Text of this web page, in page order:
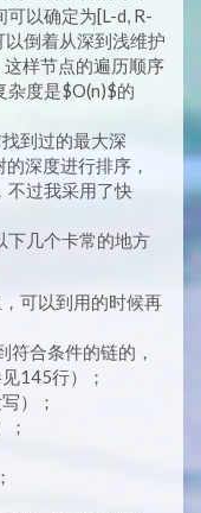
以确定为[L-d, R-
倒着从深到浅维护
样节点的遍历顺序
杂度是$O(n)$的
到过的最大深
深度进行排序，
不过我采用了快
下几个卡常的地方
可以到用的时候再
符合条件的链的，
145行）；
）；